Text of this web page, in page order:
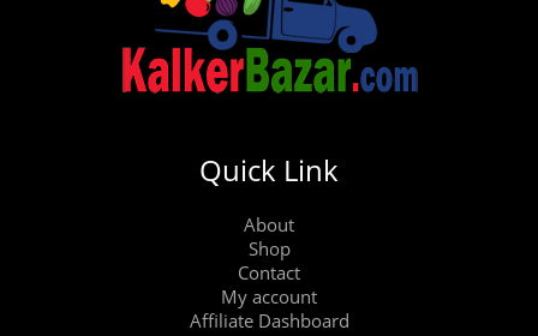
Quick Link
About
Shop
Contact
My account
Affiliate Dashboard